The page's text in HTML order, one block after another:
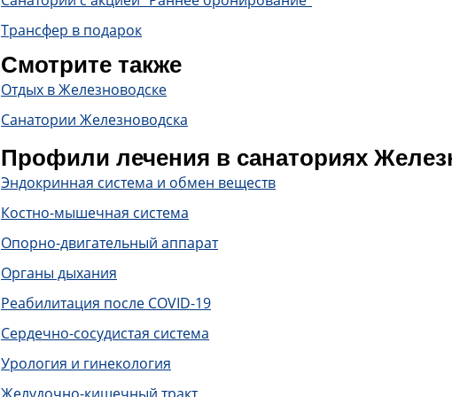
Трансфер в подарок
Смотрите также
Отдых в Железноводске
Санатории Железноводска
Профили лечения в санаториях
Эндокринная система и обмен веществ
Костно-мышечная система
Опорно-двигательный аппарат
Органы дыхания
Реабилитация после COVID-19
Сердечно-сосудистая система
Урология и гинекология